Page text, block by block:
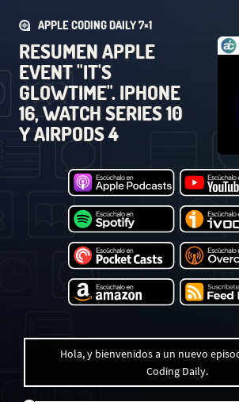
APPLE CODING DAILY 7×1
RESUMEN APPLE
EVENT "IT'S
GLOWTIME". IPHONE
16, WATCH SERIES 10
Y AIRPODS 4
Hola, y bienvenidos a un nuevo
Coding Daily.